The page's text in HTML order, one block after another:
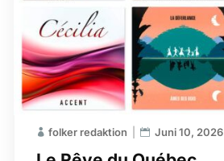
folker redaktion Juni 10, 2026